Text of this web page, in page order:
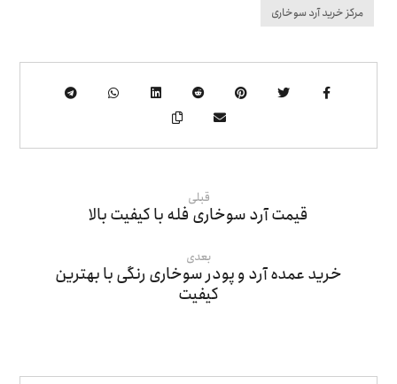
مرکز خرید آرد سوخاری
قبلی
قیمت آرد سوخاری فله با کیفیت بالا
بعدی
خرید عمده آرد و پودر سوخاری رنگی با بهترین
کیفیت